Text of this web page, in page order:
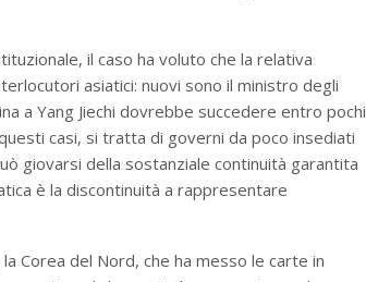
il caso ha voluto che la relativa
asiatici: nuovi sono il ministro degli
a Yang Jiechi dovrebbe succedere entro pochi
casi, si tratta di governi da poco insediati
giovarsi della sostanziale continuità garantita
è la discontinuità a rappresentare
Corea del Nord, che ha messo le carte in